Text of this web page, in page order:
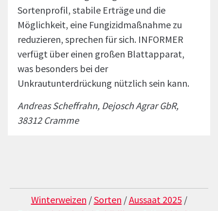
Sortenprofil, stabile Erträge und die
Möglichkeit, eine Fungizidmaßnahme zu
reduzieren, sprechen für sich. INFORMER
verfügt über einen großen Blattapparat,
was besonders bei der
Unkrautunterdrückung nützlich sein kann.
Andreas Scheffrahn, Dejosch Agrar GbR,
38312 Cramme
Winterweizen /Sorten /Aussaat 2025 /